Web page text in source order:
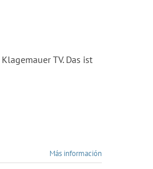
TV. Das ist
Más información